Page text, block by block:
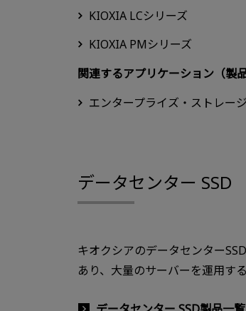
KIOXIA LCシリーズ
KIOXIA PMシリーズ
関連するアプリケーション（製
エンタープライズ・ストレージ
データセンター SSD
キオクシアのデータセンター
あり、大量のサーバーを運用す